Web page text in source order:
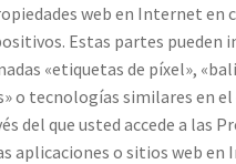
web en Internet en
Estas partes pueden
«etiquetas de píxel»,
o tecnologías similares en
del que usted accede a las
aplicaciones o sitios web en